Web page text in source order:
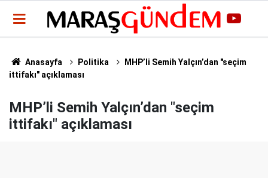
Anasayfa Politika
MHP’li Semih Yalçın’dan "seçim
ittifakı" açıklaması
MHP’li Semih Yalçın’dan "seçim
ittifakı" açıklaması